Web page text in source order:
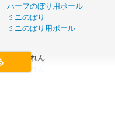
ハーフのぼり用ポール
ミニのぼり
ミニのぼり用ポール
店舗のれん
五巾のれん